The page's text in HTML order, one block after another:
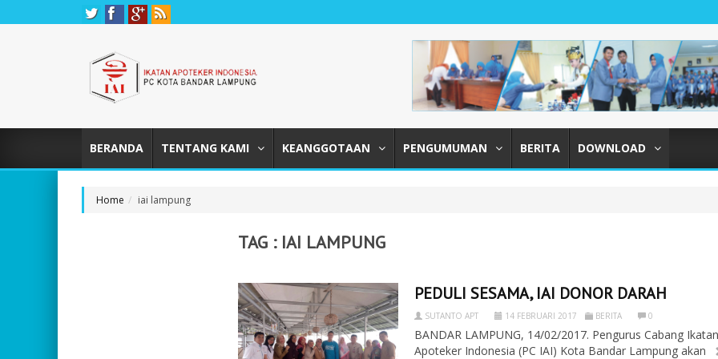
BERANDA TENTANG KAMI KEANGGOTAAN PENGUMUMAN BERITA DOWNLOAD
Home iai lampung
TAG : IAI LAMPUNG
PEDULI SESAMA, IAI DONOR DARAH
SUTANTO APT 14 FEBRUARI 2017 BERITA 0
BANDAR LAMPUNG, 14/02/2017. Pengurus Cabang Ikatan
Apoteker Indonesia (PC IAI) Kota Bandar Lampung akan